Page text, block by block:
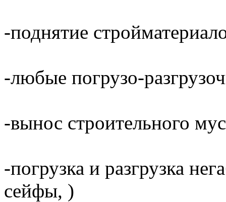
-поднятие
-любые погрузо-
-вынос строительного
-погрузка и разгрузка
сейфы, )